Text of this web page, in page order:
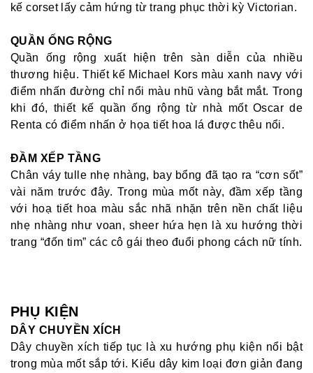
kế corset lấy cảm hứng từ trang phục thời kỳ Victorian.
QUẦN ỐNG RỘNG
Quần ống rộng xuất hiện trên sàn diễn của nhiều
thương hiệu. Thiết kế Michael Kors màu xanh navy với
điểm nhấn đường chỉ nổi màu nhũ vàng bắt mắt. Trong
khi đó, thiết kế quần ống rộng từ nhà mốt Oscar de
Renta có điểm nhấn ở họa tiết hoa lá được thêu nổi.
ĐẦM XẾP TẦNG
Chân váy tulle nhẹ nhàng, bay bổng đã tạo ra “cơn sốt”
vài năm trước đây. Trong mùa mốt này, đầm xếp tầng
với hoạ tiết hoa màu sắc nhã nhặn trên nền chất liệu
nhẹ nhàng như voan, sheer hứa hẹn là xu hướng thời
trang “đốn tim” các cô gái theo đuổi phong cách nữ tính.
PHỤ KIỆN
DÂY CHUYỀN XÍCH
Dây chuyền xích tiếp tục là xu hướng phụ kiện nổi bật
trong mùa mốt sắp tới. Kiểu dây kim loại đơn giản đang